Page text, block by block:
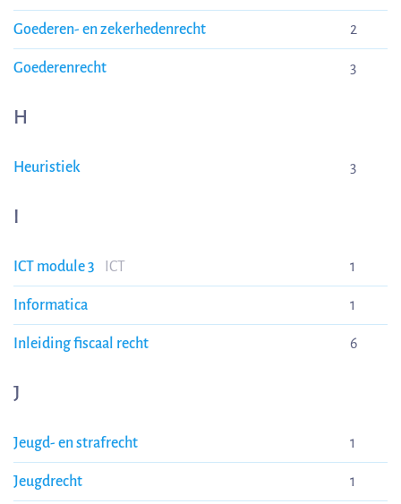
Goederen- en zekerhedenrecht 2
Goederenrecht 3
H
Heuristiek 3
I
ICT module 3 ICT 1
Informatica 1
Inleiding fiscaal recht 6
J
Jeugd- en strafrecht 1
Jeugdrecht 1